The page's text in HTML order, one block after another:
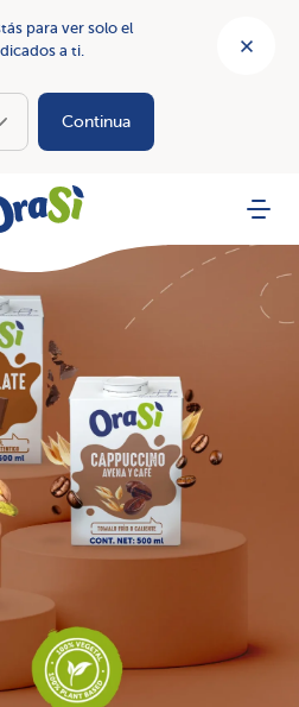
para ver solo el
a ti.
Continua
Menu